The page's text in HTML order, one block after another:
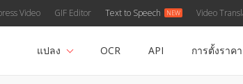
Video GIF Editor Text to Speech Video
แปลง OCR API การตั้งราคา